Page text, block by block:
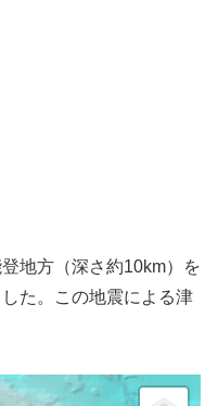
地方（深さ約10km）を
た。この地震による津